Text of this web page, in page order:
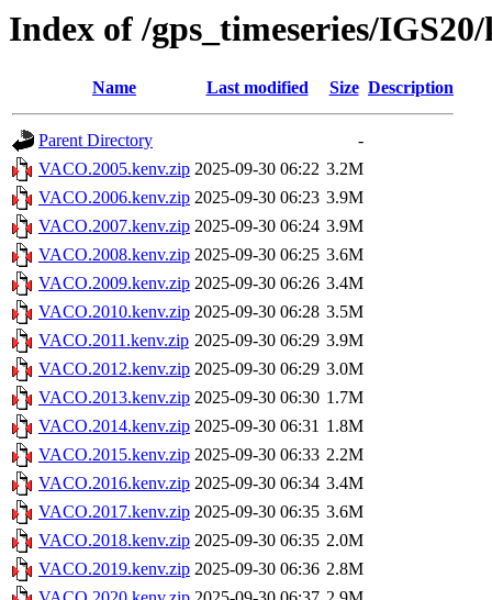
Index of /gps_timeseries/
Name Last modified Size Description
Parent Directory
-
VACO.2005.kenv.zip 2025-09-30 06:22 3.2M
VACO.2006.kenv.zip 2025-09-30 06:23 3.9M
VACO.2007.kenv.zip 2025-09-30 06:24 3.9M
VACO.2008.kenv.zip 2025-09-30 06:25 3.6M
VACO.2009.kenv.zip 2025-09-30 06:26 3.4M
VACO.2010.kenv.zip 2025-09-30 06:28 3.5M
VACO.2011.kenv.zip 2025-09-30 06:29 3.9M
VACO.2012.kenv.zip 2025-09-30 06:29 3.0M
VACO.2013.kenv.zip 2025-09-30 06:30 1.7M
VACO.2014.kenv.zip 2025-09-30 06:31 1.8M
VACO.2015.kenv.zip 2025-09-30 06:33 2.2M
VACO.2016.kenv.zip 2025-09-30 06:34 3.4M
VACO.2017.kenv.zip 2025-09-30 06:35 3.6M
VACO.2018.kenv.zip 2025-09-30 06:35 2.0M
VACO.2019.kenv.zip 2025-09-30 06:36 2.8M